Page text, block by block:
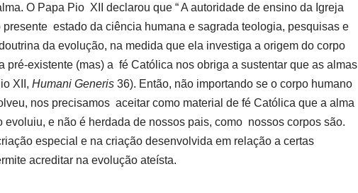
O Papa Pio XII declarou que “ A autoridade de ensino da Igreja
estado da ciência humana e sagrada teologia, pesquisas e
da evolução, na medida que ela investiga a origem do corpo
pré-existente (mas) a fé Católica nos obriga a sustentar que as almas
XII, Humani Generis 36). Então, não importando se o corpo humano
nos precisamos aceitar como material de fé Católica que a alma
evoluiu, e não é herdada de nossos pais, como nossos corpos são.
especial e na criação desenvolvida em relação a certas
acreditar na evolução ateísta.